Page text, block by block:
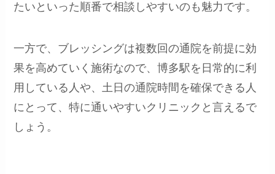
たいといった順番で相談しやすいのも魅力です。
一方で、ブレッシングは複数回の通院を前提に効
果を高めていく施術なので、博多駅を日常的に利
用している人や、土日の通院時間を確保できる人
にとって、特に通いやすいクリニックと言えるで
しょう。